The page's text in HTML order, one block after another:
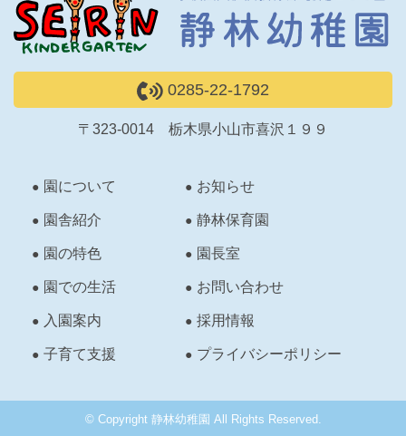
0285-22-1792
〒323-0014 栃木県小山市喜沢１９９
園について
園舎紹介
園の特色
園での生活
入園案内
子育て支援
お知らせ
静林保育園
園長室
お問い合わせ
採用情報
プライバシーポリシー
© Copyright 静林幼稚園 All Rights Reserved.